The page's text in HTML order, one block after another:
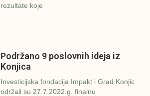
rezultate koje
Podržano 9 poslovnih ideja iz
Konjica
Investicijska fondacija Impakt i Grad Konjic
održali su 27.7.2022.g. finalnu